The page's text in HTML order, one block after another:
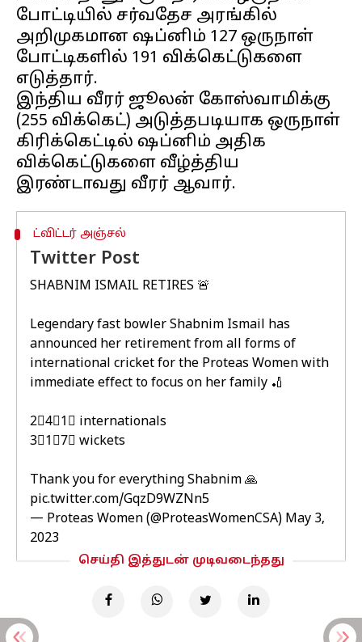
போட்டியில் சர்வதேச அரங்கில்
அறிமுகமான ஷப்னிம் 127 ஒருநாள்
போட்டிகளில் 191 விக்கெட்டுகளை
எடுத்தார்.
இந்திய வீரர் ஜூலன் கோஸ்வாமிக்கு
(255 விக்கெட்) அடுத்தபடியாக ஒருநாள்
கிரிக்கெட்டில் ஷப்னிம் அதிக
விக்கெட்டுகளை வீழ்த்திய
ட்விட்டர் அஞ்சல்
Twitter Post
SHABNIM ISMAIL RETIRES 🚨
Legendary fast bowler Shabnim Ismail has
announced her retirement from all forms of
international cricket for the Proteas Women with
immediate effect to focus on her family 🏏
2⃣4⃣1⃣ internationals
3⃣1⃣7⃣ wickets
Thank you for everything Shabnim 🙏
pic.twitter.com/GqzD9WZNn5
— Proteas Women (@ProteasWomenCSA) May 3,
2023
செய்தி இத்துடன் முடிவடைந்தது